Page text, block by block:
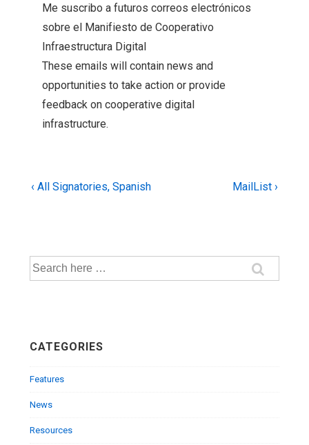
Me suscribo a futuros correos electrónicos
sobre el Manifiesto de Cooperativo
Infraestructura Digital
These emails will contain news and
opportunities to take action or provide
feedback on cooperative digital
infrastructure.
Post
Previous
‹ All Signatories, Spanish
Next
MailList ›
Search
CATEGORIES
Features
News
Resources